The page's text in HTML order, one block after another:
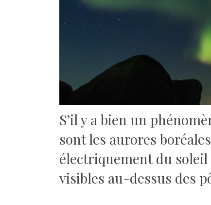
S’il y a bien un
sont les aurores
électriquement du
visibles au-dessus des